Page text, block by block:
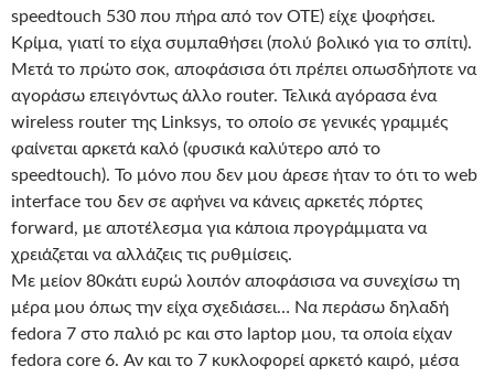
speedtouch 530 που πήρα από τον ΟΤΕ) είχε ψοφήσει.
Κρίμα, γιατί το είχα συμπαθήσει (πολύ βολικό για το σπίτι).
Μετά το πρώτο σοκ, αποφάσισα ότι πρέπει οπωσδήποτε να
αγοράσω επειγόντως άλλο router. Τελικά αγόρασα ένα
wireless router της Linksys, το οποίο σε γενικές γραμμές
φαίνεται αρκετά καλό (φυσικά καλύτερο από το
speedtouch). Το μόνο που δεν μου άρεσε ήταν το ότι το web
interface του δεν σε αφήνει να κάνεις αρκετές πόρτες
forward, με αποτέλεσμα για κάποια προγράμματα να
χρειάζεται να αλλάζεις τις ρυθμίσεις.
Με μείον 80κάτι ευρώ λοιπόν αποφάσισα να συνεχίσω τη
μέρα μου όπως την είχα σχεδιάσει… Να περάσω δηλαδή
fedora 7 στο παλιό pc και στο laptop μου, τα οποία είχαν
fedora core 6. Αν και το 7 κυκλοφορεί αρκετό καιρό, μέσα